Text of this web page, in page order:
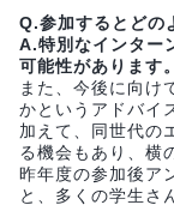
Q.参加するとどの
A.特別なインター
可能性があります。
また、今後に向け
かというアドバイ
加えて、同世代の
る機会もあり、横
昨年度の参加後ア
と、多くの学生さ